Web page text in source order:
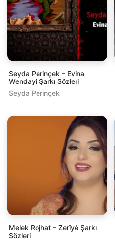
Seyda Perinçek – Evina
Wendayi Şarkı Sözleri
Seyda Perinçek
Melek Rojhat – Zerîyê Şarkı
Sözleri